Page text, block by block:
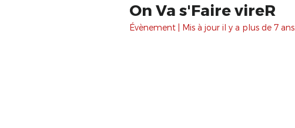
On Va s'Faire vireR
Évènement | Mis à jour il y a plus de 7 ans.